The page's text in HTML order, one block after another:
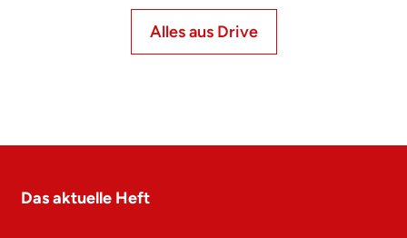
Alles aus Drive
Das aktuelle Heft